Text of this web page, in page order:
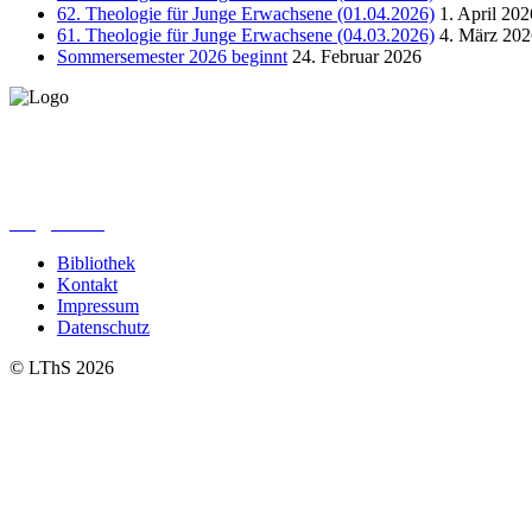
62. Theologie für Junge Erwachsene (01.04.2026) 1. April
61. Theologie für Junge Erwachsene (04.03.2026) 4. März
Sommersemester 2026 beginnt 24. Februar 2026
Bibliothek
Kontakt
Impressum
Datenschutz
© LThS 2026